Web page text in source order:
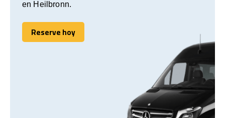
en Heilbronn.
Reserve hoy
Reserve hoy